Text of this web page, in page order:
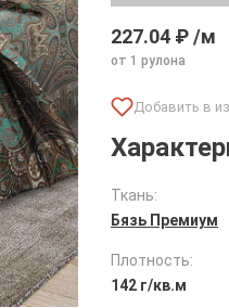
227.04 ₽ /м
от 1 рулона
Ткань:
Бязь Премиум
Плотность:
142 г/кв.м